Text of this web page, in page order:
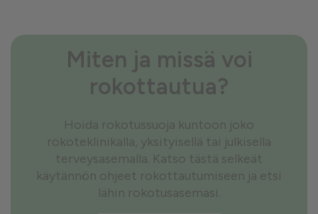
Miten ja missä voi
rokottautua?
Hoida rokotussuoja kuntoon joko
rokoteklinikalla, yksityisellä tai julkisella
terveysasemalla. Katso tästä selkeät
käytännön ohjeet rokottautumiseen ja etsi
lähin rokotusasemasi.